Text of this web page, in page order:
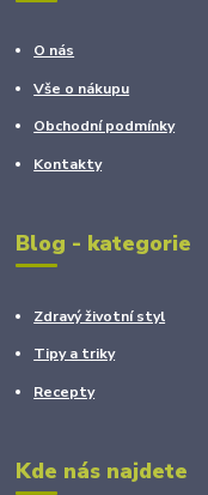
O nás
Vše o nákupu
Obchodní podmínky
Kontakty
Blog - kategorie
Zdravý životní styl
Tipy a triky
Recepty
Kde nás najdete